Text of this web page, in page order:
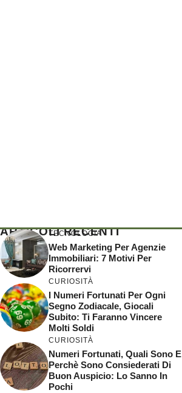
ARTICOLI RECENTI
TECNOLOGIA
Web Marketing Per Agenzie
Immobiliari: 7 Motivi Per
Ricorrervi
CURIOSITÀ
I Numeri Fortunati Per Ogni
Segno Zodiacale, Giocali
Subito: Ti Faranno Vincere
Molti Soldi
CURIOSITÀ
Numeri Fortunati, Quali Sono E
Perchè Sono Consiederati Di
Buon Auspicio: Lo Sanno In
Pochi